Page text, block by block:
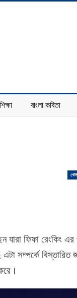
শিক্ষা বাংলা কবিতা
যারা ফিফা রেংকিং
সম্পর্কে বিস্তারিত